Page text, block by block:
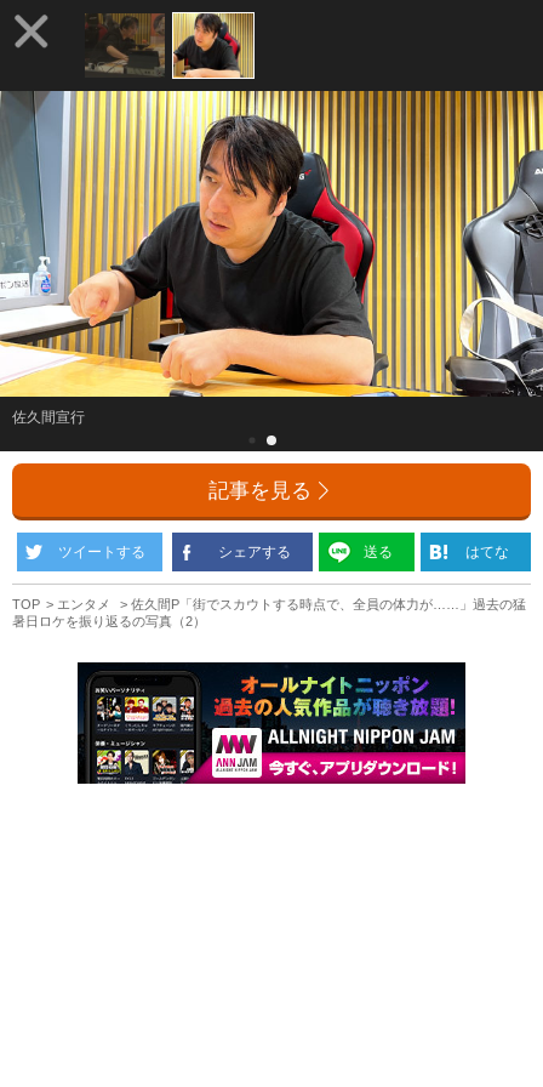
佐久間宣行
記事を見る
ツイートする シェアする 送る はてな
TOP エンタメ
佐久間P「街でスカウトする時点で、全員の体力が……」過去の猛
暑日ロケを振り返るの写真（2）